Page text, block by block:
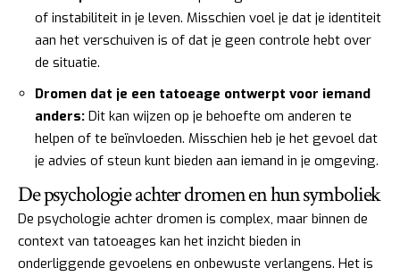
of instabiliteit in je leven. Misschien voel je dat je identiteit
aan het verschuiven is of dat je geen controle hebt over
de situatie.
Dromen dat je een tatoeage ontwerpt voor iemand
anders: Dit kan wijzen op je behoefte om anderen te
helpen of te beïnvloeden. Misschien heb je het gevoel dat
je advies of steun kunt bieden aan iemand in je omgeving.
De psychologie achter dromen en hun symboliek
De psychologie achter dromen is complex, maar binnen de
context van tatoeages kan het inzicht bieden in
onderliggende gevoelens en onbewuste verlangens. Het is